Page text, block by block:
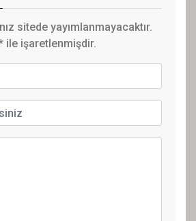
sitede yayımlanmayacaktır.
ile işaretlenmişdir.